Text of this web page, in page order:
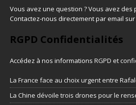
Vous avez une question ? Vous avez des
Contactez-nous directement par email
RGPD Confidentialités
Accédez à nos informations RGPD et
La France face au choix urgent entre
La Chine dévoile trois drones pour le